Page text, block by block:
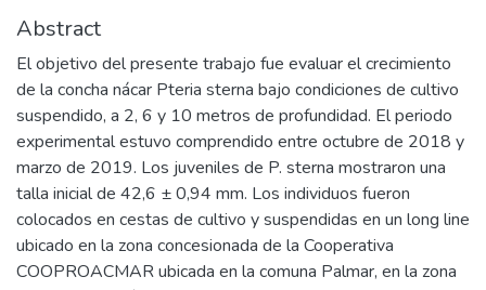
Abstract
El objetivo del presente trabajo fue evaluar el crecimiento
de la concha nácar Pteria sterna bajo condiciones de cultivo
suspendido, a 2, 6 y 10 metros de profundidad. El periodo
experimental estuvo comprendido entre octubre de 2018 y
marzo de 2019. Los juveniles de P. sterna mostraron una
talla inicial de 42,6 ± 0,94 mm. Los individuos fueron
colocados en cestas de cultivo y suspendidas en un long line
ubicado en la zona concesionada de la Cooperativa
COOPROACMAR ubicada en la comuna Palmar, en la zona